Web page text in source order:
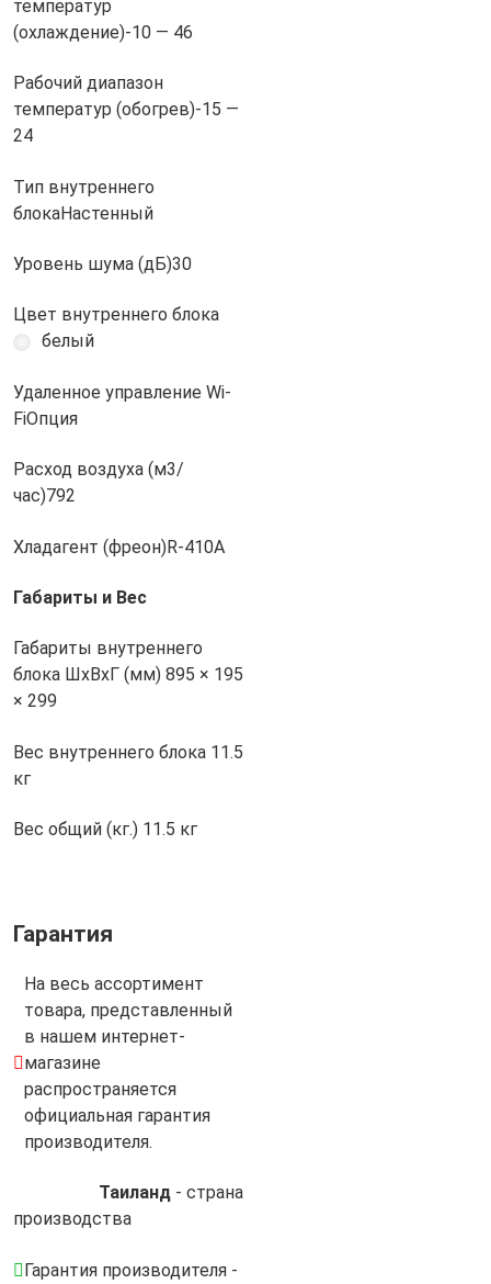
температур
(охлаждение)-10 — 46
Рабочий диапазон
температур (обогрев)-15 —
24
Тип внутреннего
блокаНастенный
Уровень шума (дБ)30
Цвет внутреннего блока
белый
Удаленное управление Wi-
FiОпция
Расход воздуха (м3/
час)792
Хладагент (фреон)R-410A
Габариты и Вес
Габариты внутреннего
блока ШхВхГ (мм) 895 × 195
× 299
Вес внутреннего блока 11.5
кг
Вес общий (кг.) 11.5 кг
Гарантия
На весь ассортимент
товара, представленный
в нашем интернет-
магазине
распространяется
официальная гарантия
производителя.
Таиланд - cтрана
производства
Гарантия производителя -